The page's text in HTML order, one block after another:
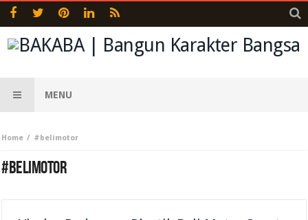
MENU
Home #belimotor
#BELIMOTOR